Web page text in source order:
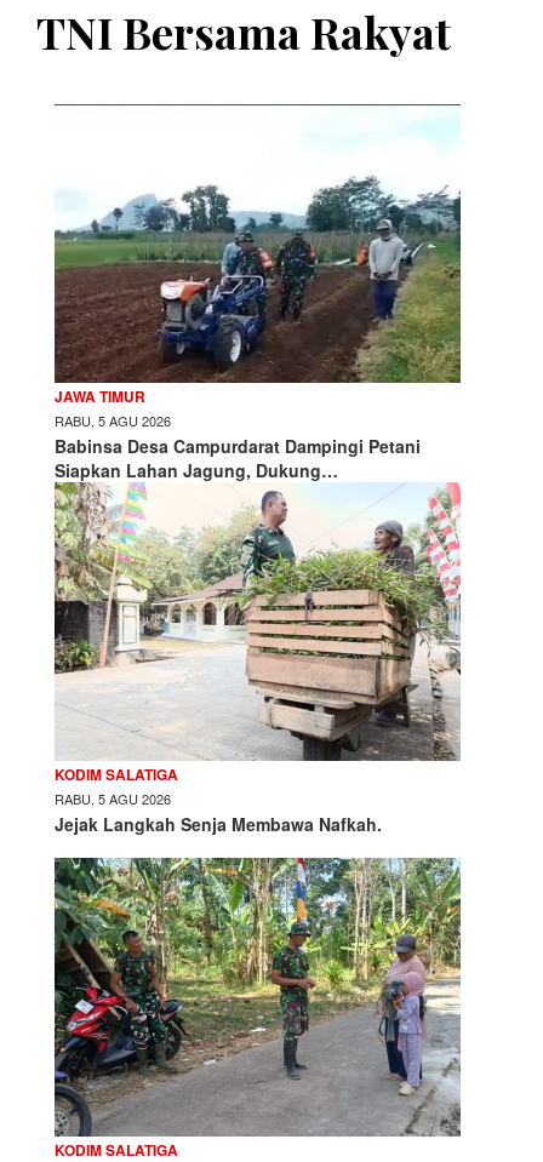
TNI Bersama Rakyat
JAWA TIMUR
RABU, 5 AGU 2026
Babinsa Desa Campurdarat Dampingi Petani
Siapkan Lahan Jagung, Dukung…
KODIM SALATIGA
RABU, 5 AGU 2026
Jejak Langkah Senja Membawa Nafkah.
KODIM SALATIGA